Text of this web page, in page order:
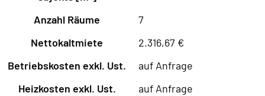
Anzahl Räume
7
Nettokaltmiete
2.316,67 €
Betriebskosten exkl. Ust.
auf Anfrage
Heizkosten exkl. Ust.
auf Anfrage